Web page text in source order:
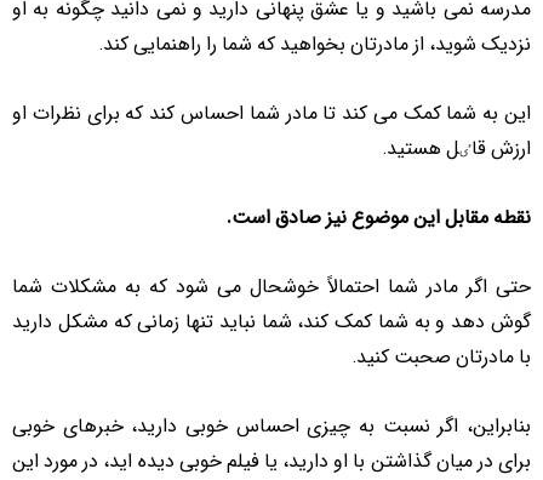
مدرسه نمی باشید و یا عشق پنهانی دارید و نمی دانید چگونه به او
نزدیک شوید، از مادرتان بخواهید که شما را راهنمایی کند.
این به شما کمک می کند تا مادر شما احساس کند که برای نظرات او
ارزش قاٸل هستید.
نقطه مقابل این موضوع نیز صادق است.
حتی اگر مادر شما احتمالاً خوشحال می شود که به مشکلات شما
گوش دهد و به شما کمک کند، شما نباید تنها زمانی که مشکل دارید
با مادرتان صحبت کنید.
بنابراین، اگر نسبت به چیزی احساس خوبی دارید، خبرهای خوبی
برای در میان گذاشتن با او دارید، یا فیلم خوبی دیده اید، در مورد این